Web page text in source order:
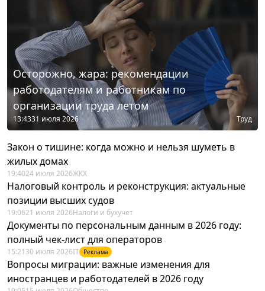
Осторожно, жара: рекомендации
работодателям и работникам по
организации труда летом
13:4331 июля 2026 Труд
Закон о тишине: когда можно и нельзя шуметь в
жилых домах
19:4024 июля 2026ЖКХ
Налоговый контроль и реконструкция: актуальные
позиции высших судов
19:0621 июля 2026Налоги и бухучет
Документы по персональным данным в 2026 году:
полный чек-лист для операторов
15:21 30 июля 2026IT Реклама
Вопросы миграции: важные изменения для
иностранцев и работодателей в 2026 году